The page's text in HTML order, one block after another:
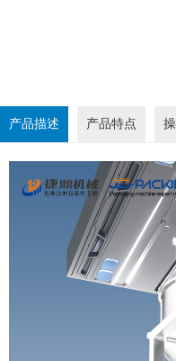
产品描述 产品特点